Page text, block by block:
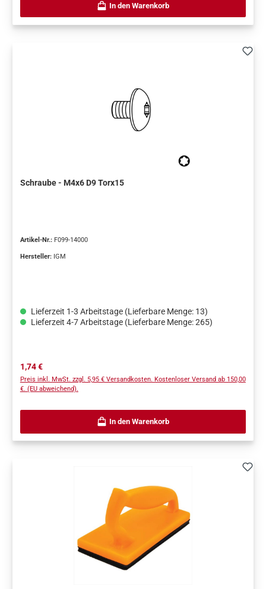
In den Warenkorb
Schraube - M4x6 D9 Torx15
Artikel-Nr.: F099-14000
Hersteller: IGM
Lieferzeit 1-3 Arbeitstage (Lieferbare Menge: 13)
Lieferzeit 4-7 Arbeitstage (Lieferbare Menge: 265)
Regulärer Preis:
1,74 €
Preis inkl. MwSt. zzgl. 5,95 € Versandkosten. Kostenloser Versand ab 150,00
€. (EU abweichend).
In den Warenkorb